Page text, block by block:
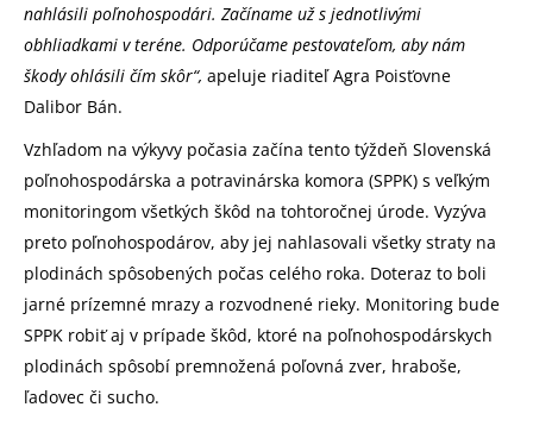
nahlásili poľnohospodári. Začíname už s jednotlivými
obhliadkami v teréne. Odporúčame pestovateľom, aby nám
škody ohlásili čím skôr“, apeluje riaditeľ Agra Poisťovne
Dalibor Bán.
Vzhľadom na výkyvy počasia začína tento týždeň Slovenská
poľnohospodárska a potravinárska komora (SPPK) s veľkým
monitoringom všetkých škôd na tohtoročnej úrode. Vyzýva
preto poľnohospodárov, aby jej nahlasovali všetky straty na
plodinách spôsobených počas celého roka. Doteraz to boli
jarné prízemné mrazy a rozvodnené rieky. Monitoring bude
SPPK robiť aj v prípade škôd, ktoré na poľnohospodárskych
plodinách spôsobí premnožená poľovná zver, hraboše,
ľadovec či sucho.